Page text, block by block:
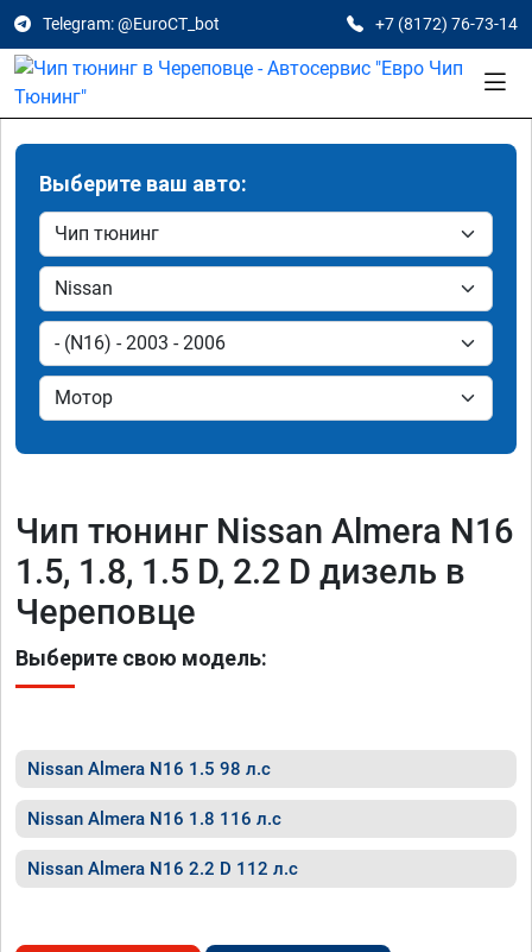
Telegram: @EuroCT_bot +7 (8172) 76-73-14
Выберите ваш авто:
Чип тюнинг Nissan Almera N16
1.5, 1.8, 1.5 D, 2.2 D дизель в
Череповце
Выберите свою модель:
Nissan Almera N16 1.5 98 л.с
Nissan Almera N16 1.8 116 л.с
Nissan Almera N16 2.2 D 112 л.с